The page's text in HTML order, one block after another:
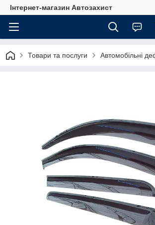
Інтернет-магазин Автозахист
Товари та послуги Автомобільні